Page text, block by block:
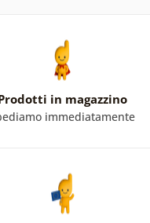
in magazzino
immediatamente